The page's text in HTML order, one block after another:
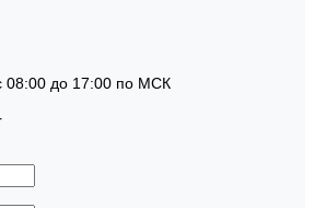
08:00 до 17:00 по МСК